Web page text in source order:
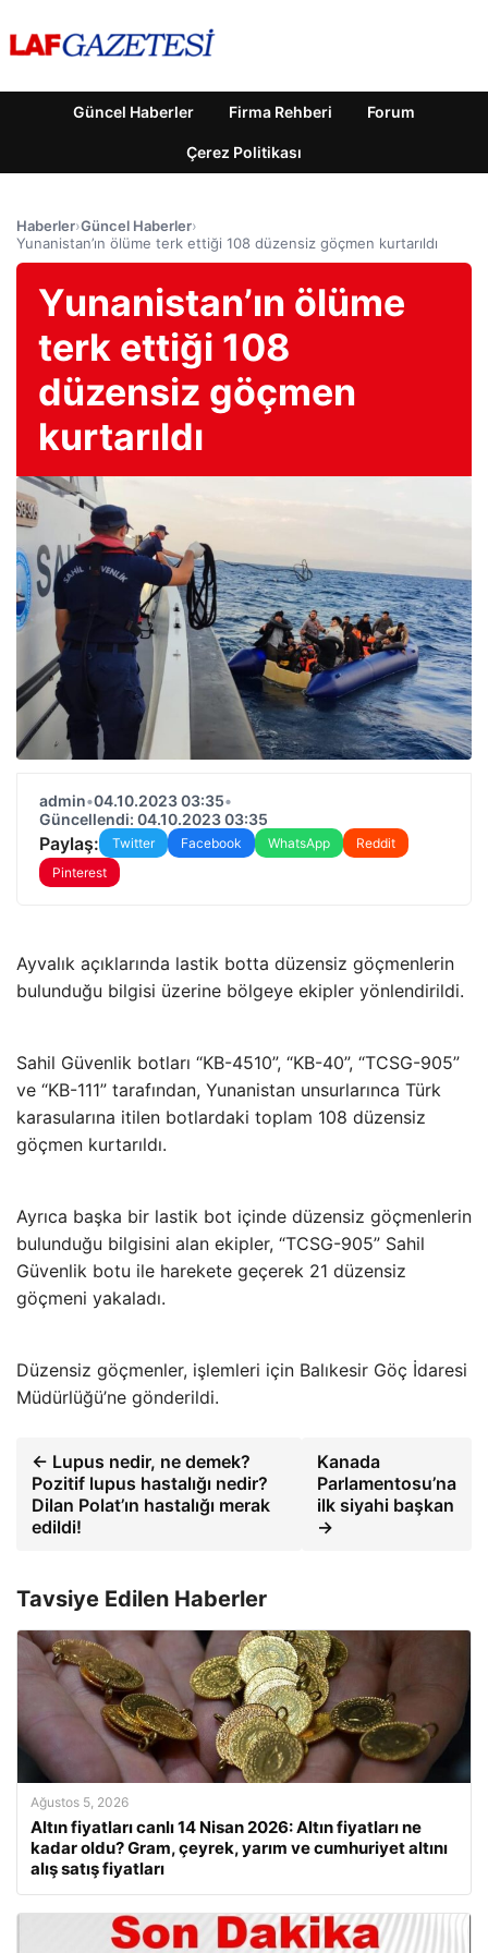
Güncel Haberler Firma Rehberi Forum
Çerez Politikası
Haberler›Güncel Haberler›
Yunanistan’ın ölüme terk ettiği 108 düzensiz göçmen kurtarıldı
Yunanistan’ın ölüme
terk ettiği 108
düzensiz göçmen
kurtarıldı
admin•04.10.2023 03:35•
Güncellendi: 04.10.2023 03:35
Paylaş: Twitter Facebook WhatsApp
Reddit
Pinterest
Ayvalık açıklarında lastik botta düzensiz göçmenlerin
bulunduğu bilgisi üzerine bölgeye ekipler yönlendirildi.
Sahil Güvenlik botları “KB-4510”, “KB-40”, “TCSG-905”
ve “KB-111” tarafından, Yunanistan unsurlarınca Türk
karasularına itilen botlardaki toplam 108 düzensiz
göçmen kurtarıldı.
Ayrıca başka bir lastik bot içinde düzensiz göçmenlerin
bulunduğu bilgisini alan ekipler, “TCSG-905” Sahil
Güvenlik botu ile harekete geçerek 21 düzensiz
göçmeni yakaladı.
Düzensiz göçmenler, işlemleri için Balıkesir Göç İdaresi
Müdürlüğü’ne gönderildi.
← Lupus nedir, ne demek?
Pozitif lupus hastalığı nedir?
Dilan Polat’ın hastalığı merak
edildi!
Kanada
Parlamentosu’na
ilk siyahi başkan
→
Tavsiye Edilen Haberler
Ağustos 5, 2026
Altın fiyatları canlı 14 Nisan 2026: Altın fiyatları ne
kadar oldu? Gram, çeyrek, yarım ve cumhuriyet altını
alış satış fiyatları